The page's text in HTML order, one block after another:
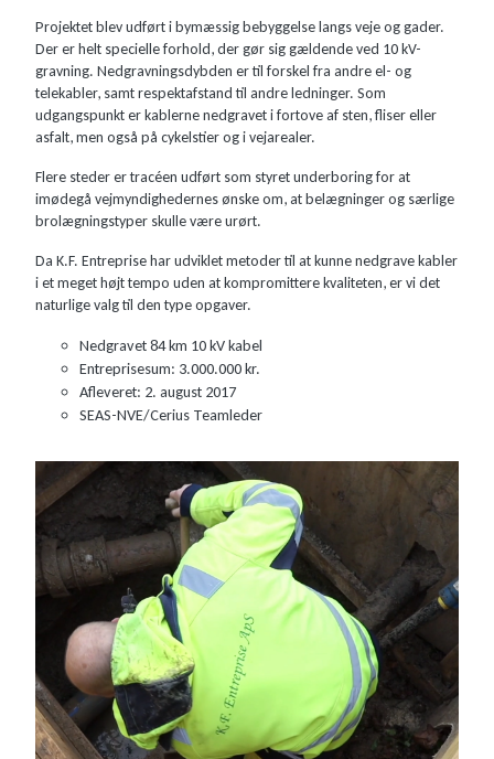
Projektet blev udført i bymæssig bebyggelse langs veje og gader.
Der er helt specielle forhold, der gør sig gældende ved 10 kV-
gravning. Nedgravningsdybden er til forskel fra andre el- og
telekabler, samt respektafstand til andre ledninger. Som
udgangspunkt er kablerne nedgravet i fortove af sten, fliser eller
asfalt, men også på cykelstier og i vejarealer.
Flere steder er tracéen udført som styret underboring for at
imødegå vejmyndighedernes ønske om, at belægninger og særlige
brolægningstyper skulle være urørt.
Da K.F. Entreprise har udviklet metoder til at kunne nedgrave kabler
i et meget højt tempo uden at kompromittere kvaliteten, er vi det
naturlige valg til den type opgaver.
Nedgravet 84 km 10 kV kabel
Entreprisesum: 3.000.000 kr.
Afleveret: 2. august 2017
SEAS-NVE/Cerius Teamleder